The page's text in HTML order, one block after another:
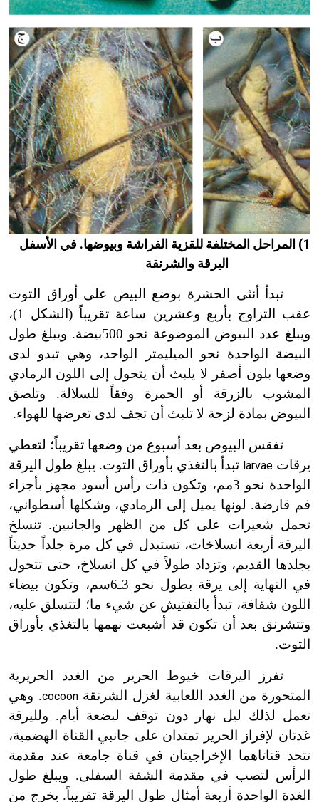
الشكل (1) المراحل المختلفة للقزية الفراشة وبيوضها. في الأسفل
اليرقة والشرنقة
تبدأ أنثى الحشرة بوضع البيض على أوراق التوت
عقب التزاوج بأربع وعشرين ساعة تقريباً (الشكل 1)،
ويبلغ عدد البيوض الموضوعة نحو 500بيضة. ويبلغ طول
البيضة الواحدة نحو الميليمتر الواحد، وهي تبدو لدى
وضعها بلون أصفر لا يلبث أن يتحول إلى اللون الرمادي
المشوب بالزرقة أو الحمرة وفقاً للسلالة. وتلصق
البيوض بمادة لزجة لا تلبث أن تجف لدى تعرضها للهواء.
تفقس البيوض بعد أسبوع من وضعها تقريباً؛ لتعطي
يرقات larvae تبدأ بالتغذي بأوراق التوت. يبلغ طول اليرقة
الواحدة نحو 3مم، وتكون ذات رأس أسود مجهز بأجزاء
فم قارضة. لونها يميل إلى الرمادي، وشكلها أسطواني،
تحمل شعيرات على كل من الظهر والجانبين. تنسلخ
اليرقة أربعة انسلاخات، تستبدل في كل مرة جلداً حديثاً
بجلدها القديم، وتزداد طولاً في كل انسلاخ، حتى تتحول
في النهاية إلى يرقة بطول نحو 3
ـ 6سم، وتكون بيضاء
اللون شفافة، تبدأ بالتفتيش عن شيء ما؛ لتتسلق عليه،
وتتشرنق بعد أن تكون قد أشبعت نهمها بالتغذي بأوراق
التوت.
تفرز اليرقات خيوط الحرير من الغدد الحريرية
المتحورة من الغدد اللعابية لغزل الشرنقةcocoon. وهي
تعمل لذلك ليل نهار دون توقف لبضعة أيام. ولليرقة
غدتان لإفراز الحرير تمتدان على جانبي القناة الهضمية،
تتحد قناتاهما الإخراجيتان في قناة جامعة عند مقدمة
الرأس لتصب في مقدمة الشفة السفلى. ويبلغ طول
الغدة الواحدة أربعة أمثال طول اليرقة تقريباً. يخرج من